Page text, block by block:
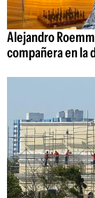
Alejandro
compañera en la